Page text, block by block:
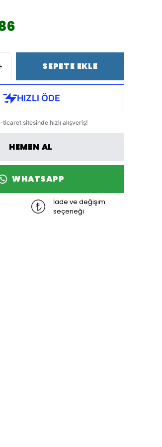
SEPETE EKLE
HEMEN AL
WHATSAPP
İade ve değişim
seçeneği